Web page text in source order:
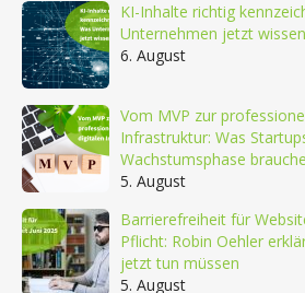
KI-Inhalte richtig
Unternehmen jetzt
6. August
Vom MVP zur
Infrastruktur: Was
Wachstumsphase
5. August
Barrierefreiheit für
Pflicht: Robin Oehler
jetzt tun müssen
5. August